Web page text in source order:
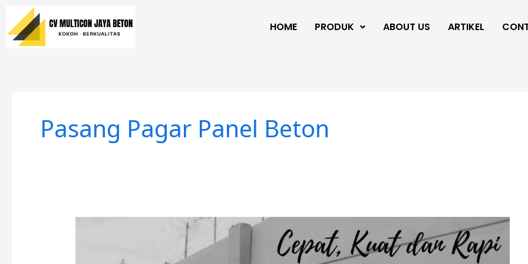
konten
HOME PRODUK ABOUT US ARTIKEL
Pasang Pagar Panel Beton